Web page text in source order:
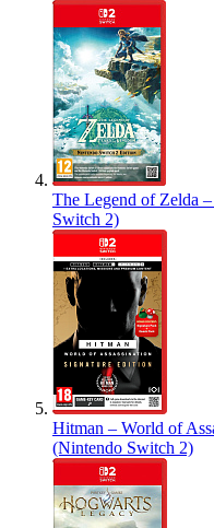
The Legend of Zelda
Switch 2)
Hitman – World of
(Nintendo Switch 2)